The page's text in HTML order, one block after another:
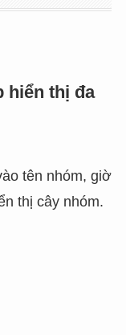
hiển thị đa
tên nhóm, giờ
thị cây nhóm.